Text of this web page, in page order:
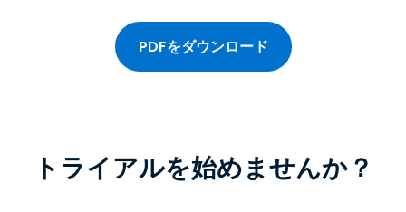
PDFをダウンロード
トライアルを始めませんか？